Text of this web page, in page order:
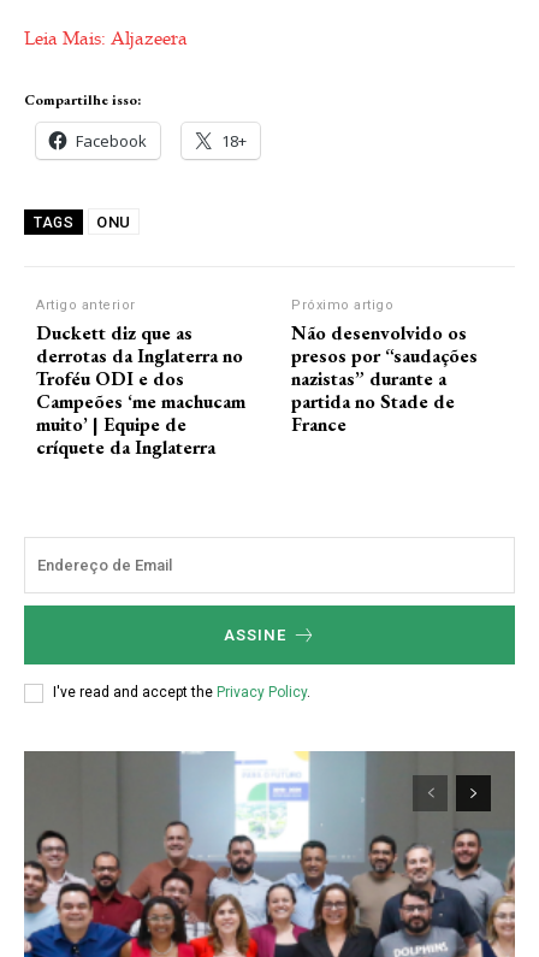
i
a
m
2
m
2
Leia Mais: Aljazeera
Compartilhe isso:
Facebook 18+
TAGS ONU
Artigo anterior
Duckett diz que as
derrotas da Inglaterra no
Troféu ODI e dos
Campeões ‘me machucam
muito’ | Equipe de
críquete da Inglaterra
Próximo artigo
Não desenvolvido os
presos por “saudações
nazistas” durante a
partida no Stade de
France
ASSINE
I've read and accept the Privacy Policy.